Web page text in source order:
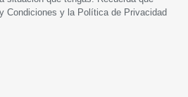
Condiciones y la Política de Privacidad